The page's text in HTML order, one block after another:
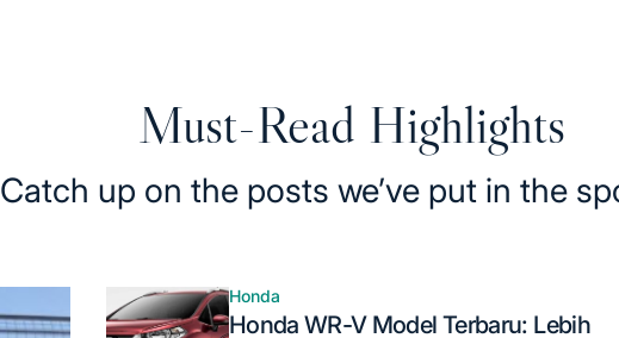
Must-Read Highlights
Catch up on the posts we’ve put in the
Posted
in
Honda
Honda WR-V Model Terbaru: Lebih